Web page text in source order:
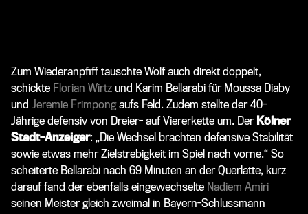
Zum Wiederanpfiff tauschte Wolf auch direkt doppelt,
schickte Florian Wirtz und Karim Bellarabi für Moussa Diaby
und Jeremie Frimpongaufs Feld. Zudem stellte der 40-
Jährige defensiv von Dreier- auf Viererkette um. Der Kölner
Stadt-Anzeiger: „Die Wechsel brachten defensive Stabilität
sowie etwas mehr Zielstrebigkeit im Spiel nach vorne.“ So
scheiterte Bellarabi nach 69 Minuten an der Querlatte, kurz
darauf fand der ebenfalls eingewechselte Nadiem Amiri
seinen Meister gleich zweimal in Bayern-Schlussmann